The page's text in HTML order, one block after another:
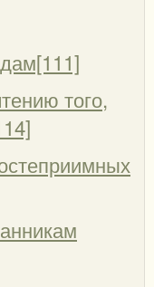
того,